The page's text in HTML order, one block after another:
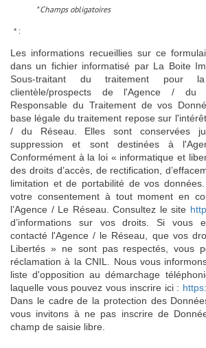
* Champs obligatoires
* :
Les informations recueillies sur ce
dans un fichier informatisé par La Boite
Sous-traitant du traitement
clientèle/prospects de l'Agence / du
Responsable du Traitement de vos
base légale du traitement repose sur
/ du Réseau. Elles sont conservées
suppression et sont destinées à
Conformément à la loi « informatique et
des droits d’accès, de rectification,
limitation et de portabilité de vos
votre consentement à tout moment en
l’Agence / Le Réseau. Consultez le site
d’informations sur vos droits. Si vous
contacté l'Agence / le Réseau, que vos
Libertés » ne sont pas respectés, vous
réclamation à la CNIL. Nous vous
liste d'opposition au démarchage
laquelle vous pouvez vous inscrire ici :
Dans le cadre de la protection des
vous invitons à ne pas inscrire de
champ de saisie libre.